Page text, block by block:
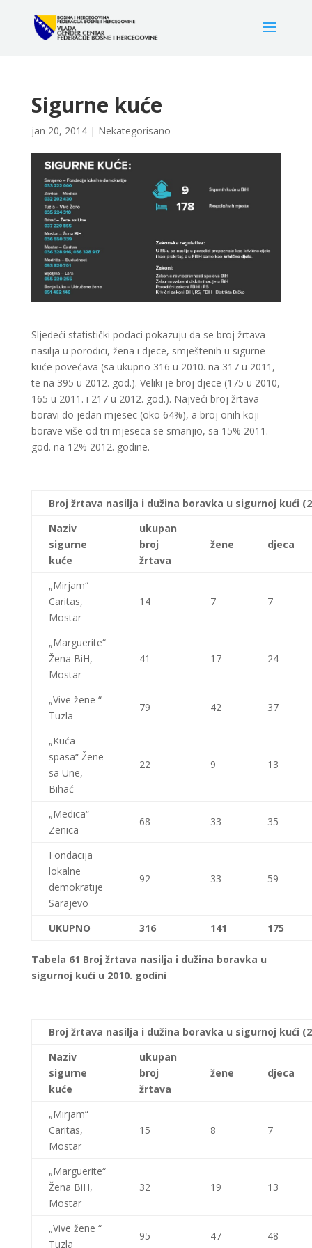
Sigurne kuće
jan 20, 2014| Nekategorisano
Sljedeći statistički podaci pokazuju da se broj žrtava
nasilja u porodici, žena i djece, smještenih u sigurne
kuće povećava (sa ukupno 316 u 2010. na 317 u 2011,
te na 395 u 2012. god.). Veliki je broj djece (175 u 2010,
165 u 2011. i 217 u 2012. god.). Najveći broj žrtava
boravi do jedan mjesec (oko 64%), a broj onih koji
borave više od tri mjeseca se smanjio, sa 15% 2011.
god. na 12% 2012. godine.
Broj žrtava nasilja i dužina boravka u sigurnoj kući
Naziv
sigurne
kuće
ukupan
broj
žrtava
žene djeca
„Mirjam“
Caritas,
Mostar
14 7 7
„Marguerite“
Žena BiH,
Mostar
41 17 24
„Vive žene “
Tuzla
79 42 37
„Kuća
spasa“ Žene
sa Une,
Bihać
22 9 13
„Medica“
Zenica
68 33 35
Fondacija
lokalne
demokratije
Sarajevo
92 33 59
UKUPNO 316 141 175
Tabela 61 Broj žrtava nasilja i dužina boravka u
sigurnoj kući u 2010. godini
Broj žrtava nasilja i dužina boravka u sigurnoj kući
Naziv
sigurne
kuće
ukupan
broj
žrtava
žene djeca
„Mirjam“
Caritas,
Mostar
15 8 7
„Marguerite“
Žena BiH,
Mostar
32 19 13
„Vive žene “
Tuzla
95 47 48